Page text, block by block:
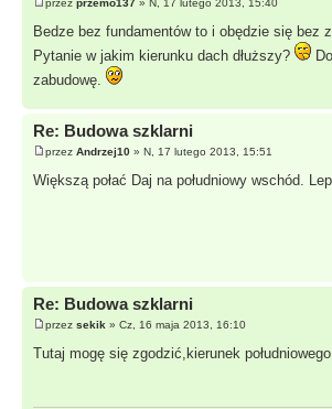
Bedze bez fundamentów to i obędzie się bez
Pytanie w jakim kierunku dach dłuższy?
zabudowę.
Re: Budowa szklarni
przez Andrzej10 » N, 17 lutego 2013, 15:51
Większą połać Daj na południowy wschód.
Re: Budowa szklarni
przez sekik » Cz, 16 maja 2013, 16:10
Tutaj mogę się zgodzić,kierunek